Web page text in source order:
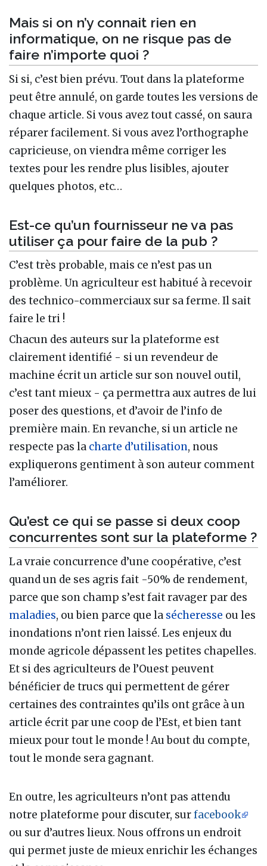
Mais si on n’y connait rien en
informatique, on ne risque pas de
faire n’importe quoi ?
Si si, c’est bien prévu. Tout dans la plateforme
peut être annulé, on garde toutes les versions de
chaque article. Si vous avez tout cassé, on saura
réparer facilement. Si vous avez l’orthographe
capricieuse, on viendra même corriger les
textes pour les rendre plus lisibles, ajouter
quelques photos, etc…
Est-ce qu’un fournisseur ne va pas
utiliser ça pour faire de la pub ?
C’est très probable, mais ce n’est pas un
problème. Un agriculteur est habitué à recevoir
des technico-commerciaux sur sa ferme. Il sait
faire le tri !
Chacun des auteurs sur la plateforme est
clairement identifié - si un revendeur de
machine écrit un article sur son nouvel outil,
c’est tant mieux - ça permettra aux autres de lui
poser des questions, et d’avoir de l’info de
première main. En revanche, si un article ne
respecte pas la charte d’utilisation, nous
expliquerons gentiment à son auteur comment
l’améliorer.
Qu’est ce qui se passe si deux coop
concurrentes sont sur la plateforme ?
La vraie concurrence d’une coopérative, c’est
quand un de ses agris fait -50% de rendement,
parce que son champ s’est fait ravager par des
maladies, ou bien parce que la sécheresse ou les
inondations n’ont rien laissé. Les enjeux du
monde agricole dépassent les petites chapelles.
Et si des agriculteurs de l’Ouest peuvent
bénéficier de trucs qui permettent de gérer
certaines des contraintes qu’ils ont grâce à un
article écrit par une coop de l’Est, et bien tant
mieux pour tout le monde ! Au bout du compte,
tout le monde sera gagnant.
En outre, les agriculteurs n’ont pas attendu
notre plateforme pour discuter, surfacebook
ou sur d’autres lieux. Nous offrons un endroit
qui permet juste de mieux enrichir les échanges